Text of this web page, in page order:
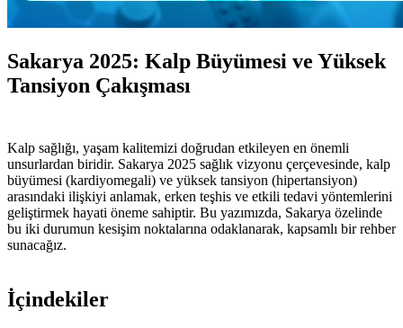
Sakarya 2025: Kalp Büyümesi ve Yüksek
Tansiyon Çakışması
Kalp sağlığı, yaşam kalitemizi doğrudan etkileyen en önemli
unsurlardan biridir. Sakarya 2025 sağlık vizyonu çerçevesinde, kalp
büyümesi (kardiyomegali) ve yüksek tansiyon (hipertansiyon)
arasındaki ilişkiyi anlamak, erken teşhis ve etkili tedavi yöntemlerini
geliştirmek hayati öneme sahiptir. Bu yazımızda, Sakarya özelinde
bu iki durumun kesişim noktalarına odaklanarak, kapsamlı bir rehber
sunacağız.
İçindekiler